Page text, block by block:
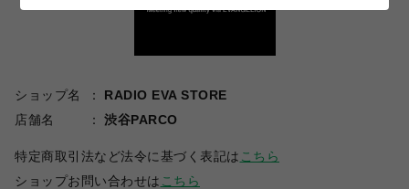
ショップ名
RADIO EVA STORE
店舗名
渋谷PARCO
特定商取引法など法令に基づく表記は こちら
ショップお問い合わせは こちら